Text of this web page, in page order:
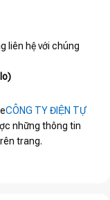
liên hệ với chúng
CÔNG TY ĐIỆN TỰ
những thông tin
trang.